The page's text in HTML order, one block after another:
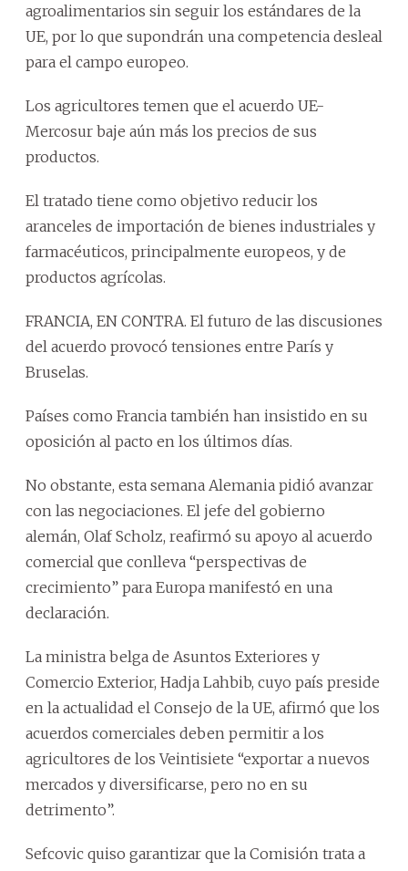
agroalimentarios sin seguir los estándares de la
UE, por lo que supondrán una competencia desleal
para el campo europeo.
Los agricultores temen que el acuerdo UE-
Mercosur baje aún más los precios de sus
productos.
El tratado tiene como objetivo reducir los
aranceles de importación de bienes industriales y
farmacéuticos, principalmente europeos, y de
productos agrícolas.
FRANCIA, EN CONTRA. El futuro de las discusiones
del acuerdo provocó tensiones entre París y
Bruselas.
Países como Francia también han insistido en su
oposición al pacto en los últimos días.
No obstante, esta semana Alemania pidió avanzar
con las negociaciones. El jefe del gobierno
alemán, Olaf Scholz, reafirmó su apoyo al acuerdo
comercial que conlleva “perspectivas de
crecimiento” para Europa manifestó en una
declaración.
La ministra belga de Asuntos Exteriores y
Comercio Exterior, Hadja Lahbib, cuyo país preside
en la actualidad el Consejo de la UE, afirmó que los
acuerdos comerciales deben permitir a los
agricultores de los Veintisiete “exportar a nuevos
mercados y diversificarse, pero no en su
detrimento”.
Sefcovic quiso garantizar que la Comisión trata a